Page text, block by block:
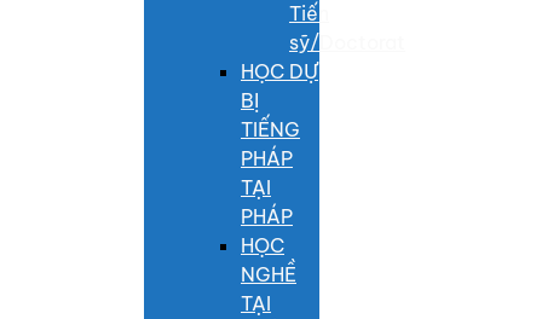
Tiến
sỹ/Doctorat
HỌC DỰ
BỊ
TIẾNG
PHÁP
TẠI
PHÁP
HỌC
NGHỀ
TẠI